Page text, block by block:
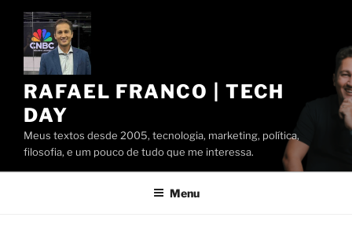
Pular
conteúdo
RAFAEL FRANCO | TECH
DAY
Meus textos desde 2005, tecnologia, marketing, política,
filosofia, e um pouco de tudo que me interessa.
Menu